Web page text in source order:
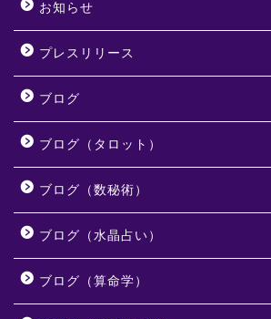
お知らせ
プレスリリース
ブログ
ブログ（タロット）
ブログ（数秘術）
ブログ（水晶占い）
ブログ（算命学）